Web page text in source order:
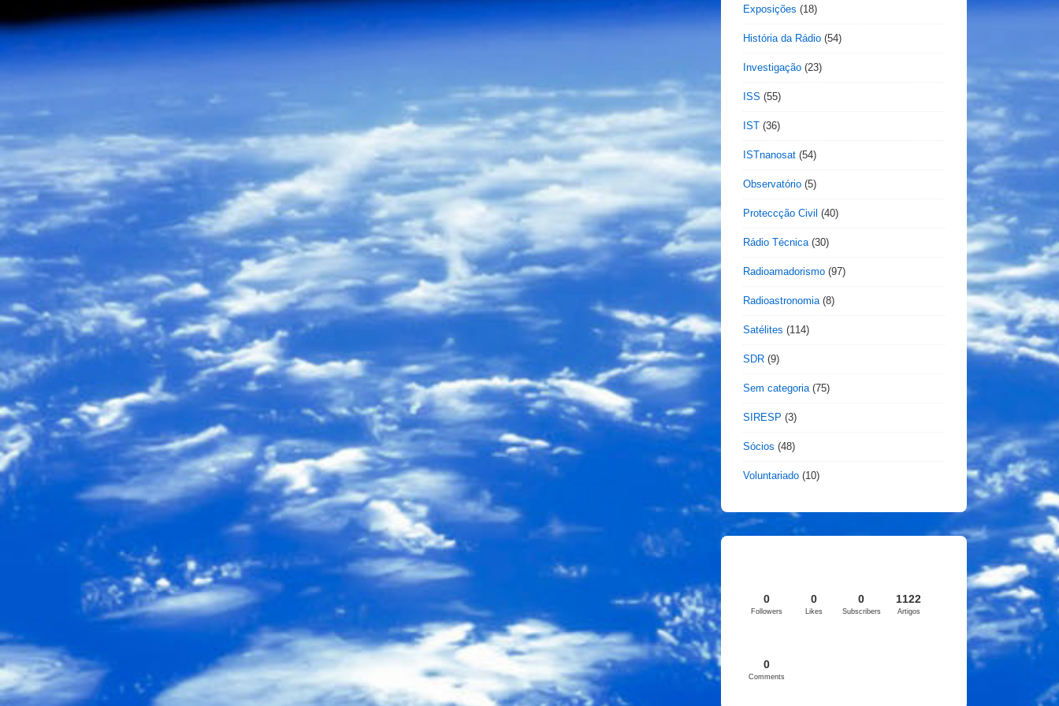
Exposições (18)
História da Rádio (54)
Investigação (23)
ISS (55)
IST (36)
ISTnanosat (54)
Observatório (5)
Proteccção Civil (40)
Rádio Técnica(30)
Radioamadorismo (97)
Radioastronomia(8)
Satélites (114)
SDR (9)
Sem categoria(75)
SIRESP (3)
Sócios (48)
Voluntariado (10)
0
Followers
0
Likes
0
Subscribers
1122
Artigos
0
Comments